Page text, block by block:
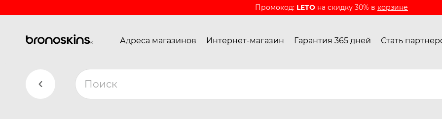
Промокод: LETO на скидку 30% в корзине
Адреса магазинов Интернет-магазин Гарантия 365 дней Стать